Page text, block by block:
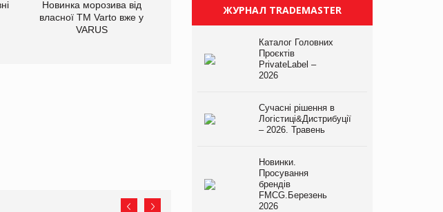
Новинка морозива від
власної ТМ Varto вже у
VARUS
кампанію «Хто б знав» про
асортимент, якого покупці
збиток у першому півріччі
ЖУРНАЛ TRADEMASTER
Каталог Головних
Проєктів
PrivateLabel –
2026
Сучасні рішення в
Логістиці&Дистрибуції
– 2026. Травень
Новинки.
Просування
брендів
FMCG.Березень
2026